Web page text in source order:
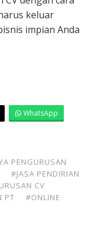
keluar
impian Anda
WhatsApp
PENGURUSAN
#JASA PENDIRIAN
CV
PT
#ONLINE